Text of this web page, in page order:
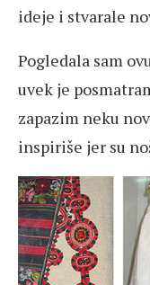
ideje i stvarale
Pogledala sam
uvek je
zapazim neku
inspiriše jer su